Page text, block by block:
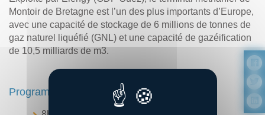
Montoir de Bretagne est l’un des plus importants d’Europe,
avec une capacité de stockage de 6 millions de tonnes de
gaz naturel liquéfié (GNL) et une capacité de gazéification
de 10,5 milliards de m3.
Programme :